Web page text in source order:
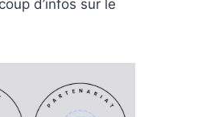
d’infos sur le